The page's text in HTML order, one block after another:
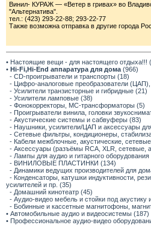
Винил- КУРАЖ — «Ветер в гривах» во
"Альтернатива".
тел.: (423) 293-22-88; 293-22-77
Также возможна отправка в другие города
• Настоящие вещи - для настоящего отдыха!!!
• Hi-Fi,Hi-End аппаратура для дома (966)
- CD-проигрыватели и транспорты (18)
- Цифро-аналоговые преобразователи
- Усилители транзисторные и гибридные (21)
- Усилители ламповые (38)
- Фонокорректоры, МС-трансформаторы (5)
- Проигрыватели винила, головки
- Акустические системы и сабвуферы (83)
- Наушники, усилители/ЦАП и аксессуары
- Сетевые фильтры, кондиционеры,
- Кабели межблочные, акустические,
- Аксессуары (разъёмы RCA, XLR, сетевые,
- Лампы для аудио и гитарного оборудования
- ВИНИЛОВЫЕ ПЛАСТИНКИ (134)
- Динамики ведущих производителей для
- Конденсаторы, катушки индуктивности,
усилителей и пр. (35)
- Домашний кинотеатр (45)
- Аудио-видео мебель и стойки под акустику
- Бобинные и кассетные магнитофоны,
• Автомобильные аудио и видеосистемы (187)
• Профессиональное аудио-видео